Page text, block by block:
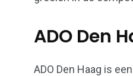
ADO Den
ADO Den Haag is